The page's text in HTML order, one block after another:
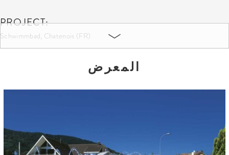
PROJECT:
Schwimmbad, Chatenois (FR)
COLOURS AND SIZES:المعرض